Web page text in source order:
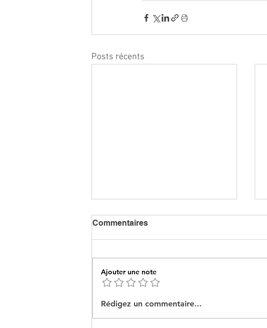
Posts récents
bataille des récits pour
mieux cacher la misère
Commentaires
Ajouter une note
Rédigez un commentaire...